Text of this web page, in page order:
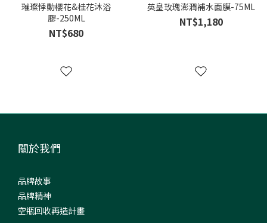
璀璨悸動櫻花&桂花沐浴
膠-250ML
NT$680
英皇玫瑰澎潤補水面膜-75ML
NT$1,180
關於我們
品牌故事
品牌精神
空瓶回收再造計畫